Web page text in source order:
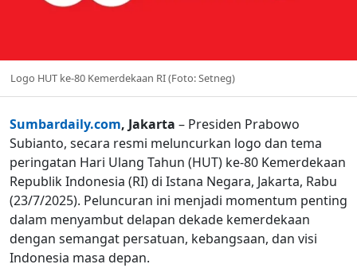
Logo HUT ke-80 Kemerdekaan RI (Foto: Setneg)
Sumbardaily.com, Jakarta – Presiden Prabowo
Subianto, secara resmi meluncurkan logo dan tema
peringatan Hari Ulang Tahun (HUT) ke-80 Kemerdekaan
Republik Indonesia (RI) di Istana Negara, Jakarta, Rabu
(23/7/2025). Peluncuran ini menjadi momentum penting
dalam menyambut delapan dekade kemerdekaan
dengan semangat persatuan, kebangsaan, dan visi
Indonesia masa depan.